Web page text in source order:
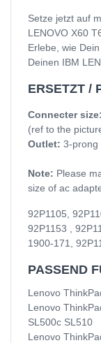
Setze jetzt auf
LENOVO X60
Erlebe, wie
Deinen IBM
ERSETZT /
Connecter size:
(ref to the
Outlet: 3-prong
Note: Please
size of ac
92P1105,
92P1153 ,
1900-171,
PASSEND
Lenovo
Lenovo
SL500c SL510
Lenovo